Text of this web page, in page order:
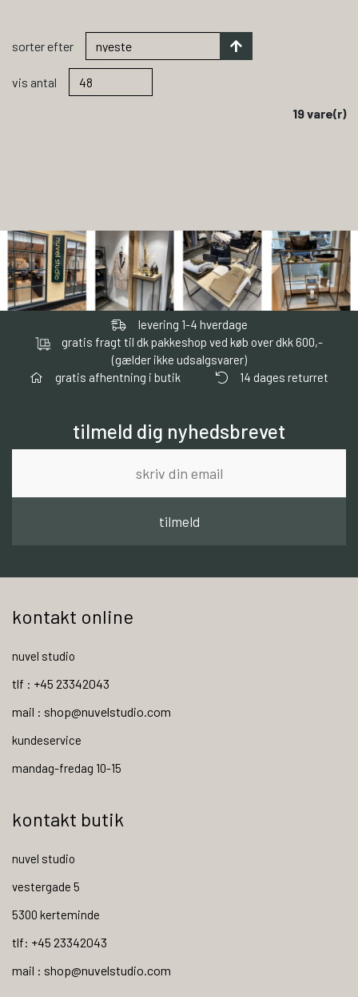
sorter efter
vis antal
19 vare(r)
levering 1-4 hverdage
gratis fragt til dk pakkeshop ved køb over dkk 600,-
(gælder ikke udsalgsvarer)
gratis afhentning i butik
14 dages returret
tilmeld dig nyhedsbrevet
tilmeld
kontakt online
nuvel studio
tlf : +45 23342043
mail : shop@nuvelstudio.com
kundeservice
mandag-fredag 10-15
kontakt butik
nuvel studio
vestergade 5
5300 kerteminde
tlf: +45 23342043
mail : shop@nuvelstudio.com